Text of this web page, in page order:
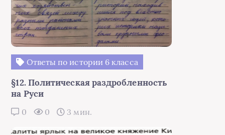
Ответы по истории 6 класса
§12. Политическая раздробленность
на Руси
0 0 3 мин.